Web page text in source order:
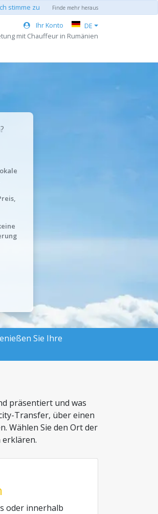
stimme zu Finde mehr heraus
Ihr Konto
DE
mit Chauffeur in Rumänien
Sie Ihre
präsentiert und was
Transfer, über einen
Wählen Sie den Ort der
oder innerhalb